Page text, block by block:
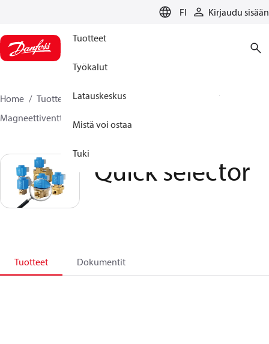
FI Kirjaudu sisään
Tuotteet
Työkalut
Latauskeskus
Mistä voi ostaa
Tuki
Home Tuotteet
Climate Solutions lämmitykseen
Magneettiventtiilit, Fluid Controls
Quick selector
Tuotteet Dokumentit